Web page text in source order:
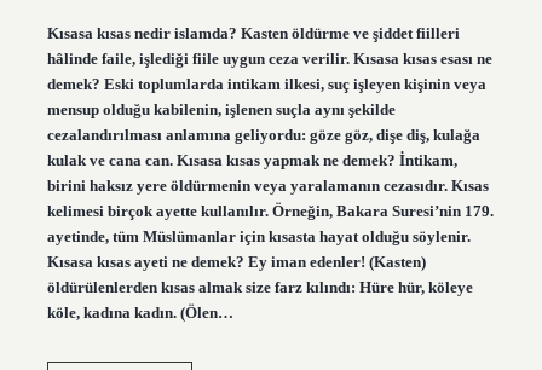
Kısasa kısas nedir islamda? Kasten öldürme ve şiddet fiilleri
hâlinde faile, işlediği fiile uygun ceza verilir. Kısasa kısas esası ne
demek? Eski toplumlarda intikam ilkesi, suç işleyen kişinin veya
mensup olduğu kabilenin, işlenen suçla aynı şekilde
cezalandırılması anlamına geliyordu: göze göz, dişe diş, kulağa
kulak ve cana can. Kısasa kısas yapmak ne demek? İntikam,
birini haksız yere öldürmenin veya yaralamanın cezasıdır. Kısas
kelimesi birçok ayette kullanılır. Örneğin, Bakara Suresi’nin 179.
ayetinde, tüm Müslümanlar için kısasta hayat olduğu söylenir.
Kısasa kısas ayeti ne demek? Ey iman edenler! (Kasten)
öldürülenlerden kısas almak size farz kılındı: Hüre hür, köleye
köle, kadına kadın. (Ölen…